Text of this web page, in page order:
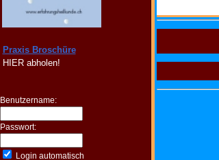
Praxis Broschüre
HIER abholen!
Benutzername:
Passwort:
Login automatisch